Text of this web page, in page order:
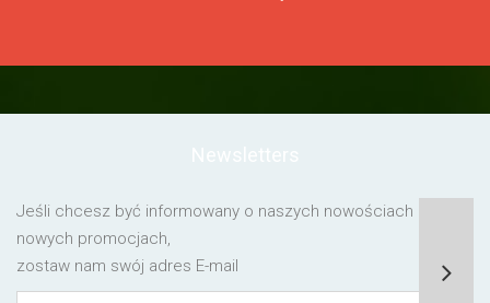
Jeśli chcesz być informowany o naszych nowościach lub o
nowych promocjach,
zostaw nam swój adres E-mail